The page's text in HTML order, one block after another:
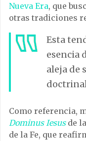
Nueva Era, que
otras tradiciones
Esta
esencia
aleja de
Como referencia,
Dominus Iesusde
de la Fe, que